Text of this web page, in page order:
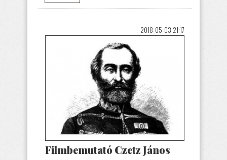
2018-05-03 21:17
Filmbemutató Czetz János